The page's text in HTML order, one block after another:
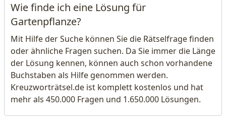
Wie finde ich eine Lösung für
Gartenpflanze?
Mit Hilfe der Suche können Sie die Rätselfrage finden
oder ähnliche Fragen suchen. Da Sie immer die Länge
der Lösung kennen, können auch schon vorhandene
Buchstaben als Hilfe genommen werden.
Kreuzworträtsel.de ist komplett kostenlos und hat
mehr als 450.000 Fragen und 1.650.000 Lösungen.